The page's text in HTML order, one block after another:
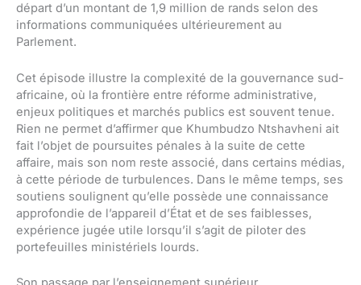
départ d’un montant de 1,9 million de rands selon des
informations communiquées ultérieurement au
Parlement.
Cet épisode illustre la complexité de la gouvernance sud-
africaine, où la frontière entre réforme administrative,
enjeux politiques et marchés publics est souvent tenue.
Rien ne permet d’affirmer que Khumbudzo Ntshavheni ait
fait l’objet de poursuites pénales à la suite de cette
affaire, mais son nom reste associé, dans certains médias,
à cette période de turbulences. Dans le même temps, ses
soutiens soulignent qu’elle possède une connaissance
approfondie de l’appareil d’État et de ses faiblesses,
expérience jugée utile lorsqu’il s’agit de piloter des
portefeuilles ministériels lourds.